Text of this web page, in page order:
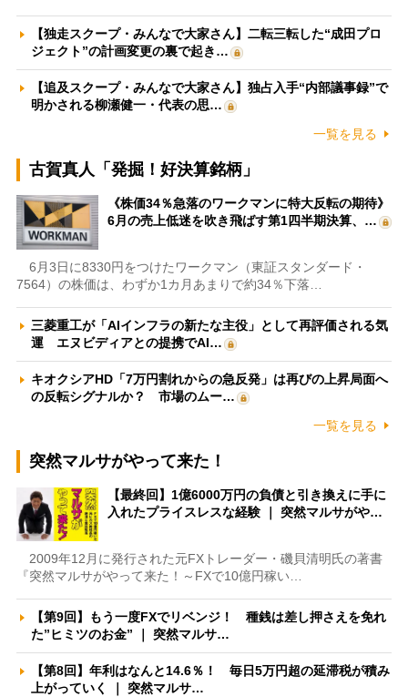
【独走スクープ・みんなで大家さん】二転三転した“成田プロ
ジェクト”の計画変更の裏で起き…
【追及スクープ・みんなで大家さん】独占入手“内部議事録”で
明かされる柳瀬健一・代表の思…
一覧を見る
古賀真人「発掘！好決算銘柄」
《株価34％急落のワークマンに特大反転の期待》
6月の売上低迷を吹き飛ばす第1四半期決算、…
6月3日に8330円をつけたワークマン（東証スタンダード・
7564）の株価は、わずか1カ月あまりで約34％下落…
三菱重工が「AIインフラの新たな主役」として再評価される気
運 エヌビディアとの提携でAI…
キオクシアHD「7万円割れからの急反発」は再びの上昇局面へ
の反転シグナルか？ 市場のムー…
一覧を見る
突然マルサがやって来た！
【最終回】1億6000万円の負債と引き換えに手に
入れたプライスレスな経験 ｜ 突然マルサがや…
2009年12月に発行された元FXトレーダー・磯貝清明氏の著書
『突然マルサがやって来た！～FXで10億円稼い…
【第9回】もう一度FXでリベンジ！ 種銭は差し押さえを免れ
た”ヒミツのお金” ｜ 突然マルサ…
【第8回】年利はなんと14.6％！ 毎日5万円超の延滞税が積み
上がっていく ｜ 突然マルサ…